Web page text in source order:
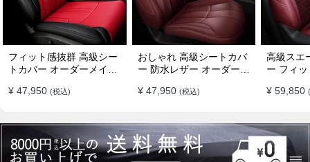
フィット感抜群 高級シー
トカバー オーダーメイド
全席セット
¥ 47,950 (税込)
おしゃれ 高級シートカバ
ー 防水レザー オーダーメ
全席セット
¥ 47,950 (税込)
高級スエ
ー フィ
全席セッ
¥ 59,850